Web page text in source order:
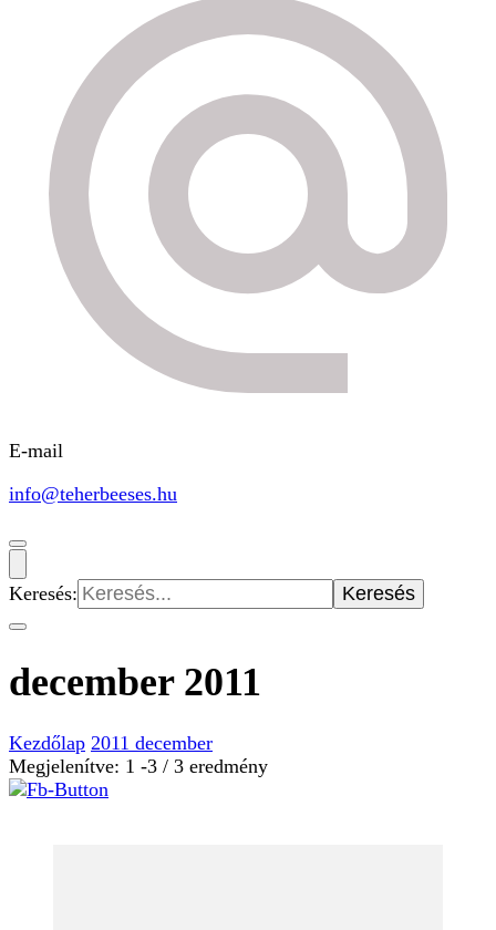
E-mail
info@teherbeeses.hu
Keresés:
december 2011
Kezdőlap 2011 december
Megjelenítve: 1 -3 / 3 eredmény